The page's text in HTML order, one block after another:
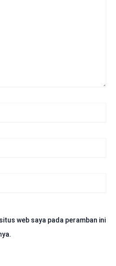
web saya pada peramban ini